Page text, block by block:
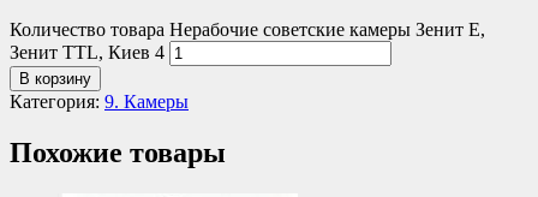
Количество товара Нерабочие советские камеры Зенит Е,
Зенит TTL, Киев 4
В корзину
Категория: 9. Камеры
Похожие товары